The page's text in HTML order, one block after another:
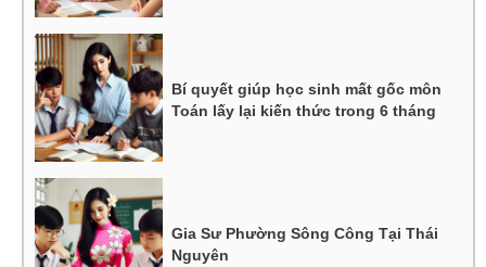
Bí quyết giúp học sinh mất gốc môn
Toán lấy lại kiến thức trong 6 tháng
Gia Sư Phường Sông Công Tại Thái
Nguyên